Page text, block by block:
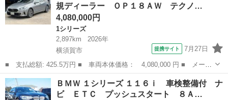
ー ハー...
規ディーラー ＯＰ１８ＡＷ テクノ…
4,080,000円
1シリーズ
2,897km
2026年
横須賀市
提携サイト 7月27日
■ 支払総額: 425.5万円 ■ 車両本体価格： 4,080,000 円 ■ メーカ
ー名： ＢＭＷ ■ 車種名： １シリーズ ■ グレード名： １２０
ｄ 認定中古車 正規ディーラー ＯＰ１８ＡＷ テクノロジーパッ
ケージ ...
神奈川 横須賀市 1シリーズ
ＢＭＷ １シリーズ １１６ｉ 車検整備付 ナ
ビ ＥＴＣ プッシュスタート ８Ａ…